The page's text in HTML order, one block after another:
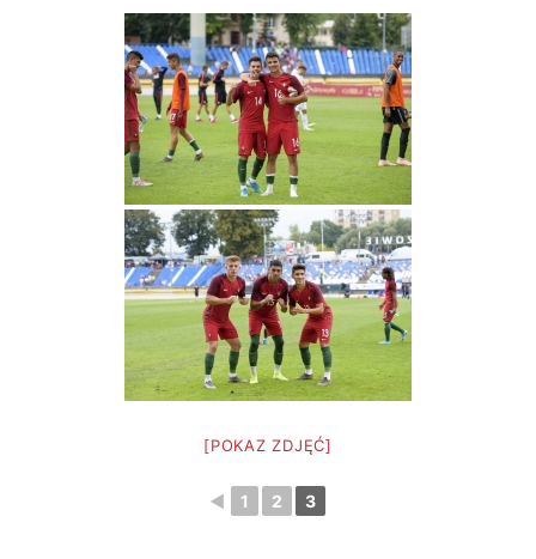
[POKAZ ZDJĘĆ]
◄ 1 2 3